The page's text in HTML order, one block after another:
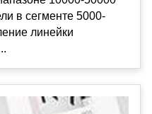
в сегменте 5000-
линейки